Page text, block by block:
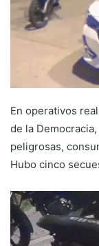
En operativos
de la
peligrosas,
Hubo cinco